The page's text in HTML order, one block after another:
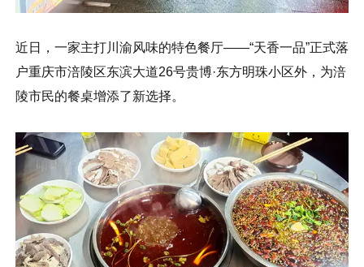
近日，一家主打川渝风味的特色餐厅——“天香一品”正式落
户重庆市涪陵区东滨大道26号贵博·东方明珠小区外，为涪
陵市民的餐桌增添了新选择。